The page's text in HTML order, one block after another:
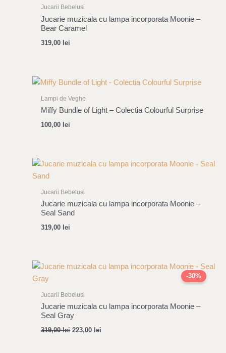
Jucarii Bebelusi
Jucarie muzicala cu lampa incorporata Moonie –
Bear Caramel
319,00 lei
Lampi de Veghe
Miffy Bundle of Light – Colectia Colourful Surprise
100,00 lei
Jucarii Bebelusi
Jucarie muzicala cu lampa incorporata Moonie –
Seal Sand
319,00 lei
-30%
Jucarii Bebelusi
Jucarie muzicala cu lampa incorporata Moonie –
Seal Gray
319,00lei
Original
223,00 lei
Current